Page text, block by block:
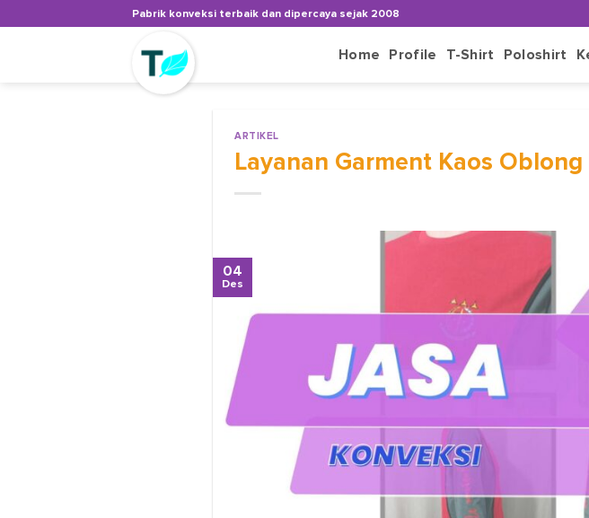
to
Pabrik konveksi terbaik dan dipercaya sejak 2008
Home Profile T-Shirt Poloshirt
ARTIKEL
Layanan Garment Kaos
04
Des